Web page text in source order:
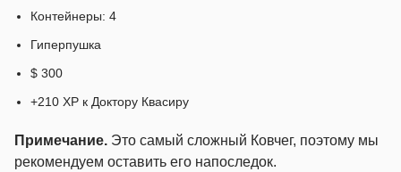
Контейнеры: 4
Гиперпушка
$ 300
+210 XP к Доктору Квасиру
Примечание. Это самый сложный Ковчег, поэтому мы
рекомендуем оставить его напоследок.